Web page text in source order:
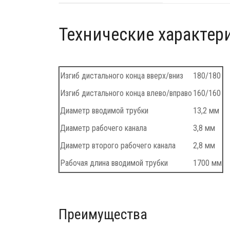
Технические
Изгиб дистального конца вверх/вниз
180/180
Изгиб дистального конца влево/вправо 160/160
Диаметр вводимой трубки
13,2 мм
Диаметр рабочего канала
3,8 мм
Диаметр второго рабочего канала
2,8 мм
Рабочая длина вводимой трубки
1700 мм
Преимущества